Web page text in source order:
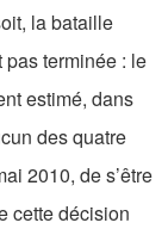
la bataille
pas terminée : le
estimé, dans
des quatre
2010, de s’être
cette décision